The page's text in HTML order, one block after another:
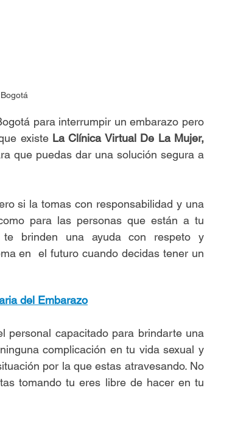
para interrumpir un embarazo pero
existe
que puedas dar una solución segura a
si la tomas con responsabilidad y una
para las personas que están a tu
brinden una ayuda con respeto y
en  el futuro cuando decidas tener un
del Embarazo
personal capacitado para brindarte una
complicación en tu vida sexual y
por la que estas atravesando. No
tomando tu eres libre de hacer en tu